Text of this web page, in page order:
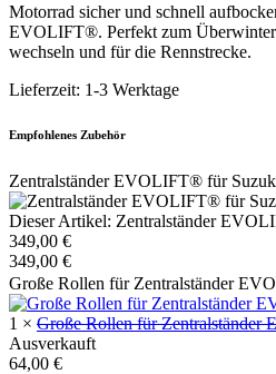
Motorrad sicher und schnell
EVOLIFT®. Perfekt zum
wechseln und für die Rennstrecke.
Lieferzeit: 1-3 Werktage
Empfohlenes Zubehör
Zentralständer EVOLIFT® für
Dieser Artikel: Zentralständer
349,00 €
349,00 €
Große Rollen für Zentralständer
1 × Große Rollen für
Ausverkauft
64,00 €